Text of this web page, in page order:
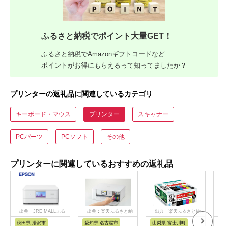
ふるさと納税でポイント大量GET！
ふるさと納税でAmazonギフトコードなど
ポイントがお得にもらえるって知ってましたか？
プリンターの返礼品に関連しているカテゴリ
キーボード・マウス プリンター スキャナー
PCパーツ PCソフト その他
プリンターに関連しているおすすめの返礼品
出典：JRE MALLふる
さと納税
秋田県 湯沢市
出典：楽天ふるさと納
愛知県 名古屋市
出典：楽天ふるさと納
山梨県 富士川町